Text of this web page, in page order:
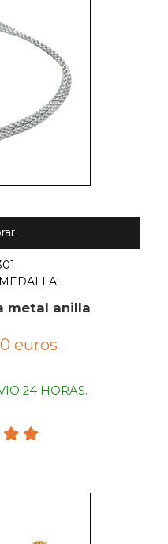
metal anilla
euros
24 HORAS.